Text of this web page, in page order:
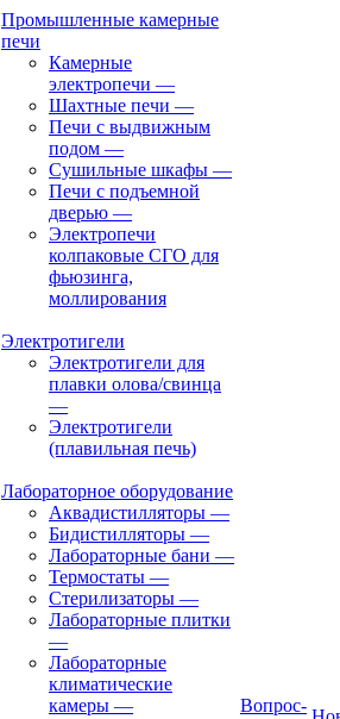
Промышленные камерные
печи
Камерные
электропечи —
Шахтные печи —
Печи с выдвижным
подом —
Сушильные шкафы —
Печи с подъемной
дверью —
Электропечи
колпаковые СГО для
фьюзинга,
моллирования
Электротигели
Электротигели для
плавки олова/свинца
—
Электротигели
(плавильная печь)
Лабораторное оборудование
Аквадистилляторы —
Бидистилляторы —
Лабораторные бани —
Термостаты —
Стерилизаторы —
Лабораторные плитки
—
Лабораторные
климатические
камеры —
Вопрос-